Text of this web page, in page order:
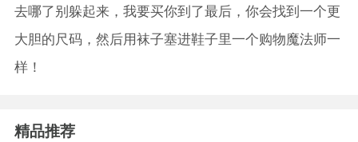
去哪了别躲起来，我要买你到了最后，你会找到一个更
大胆的尺码，然后用袜子塞进鞋子里一个购物魔法师一
样！
精品推荐